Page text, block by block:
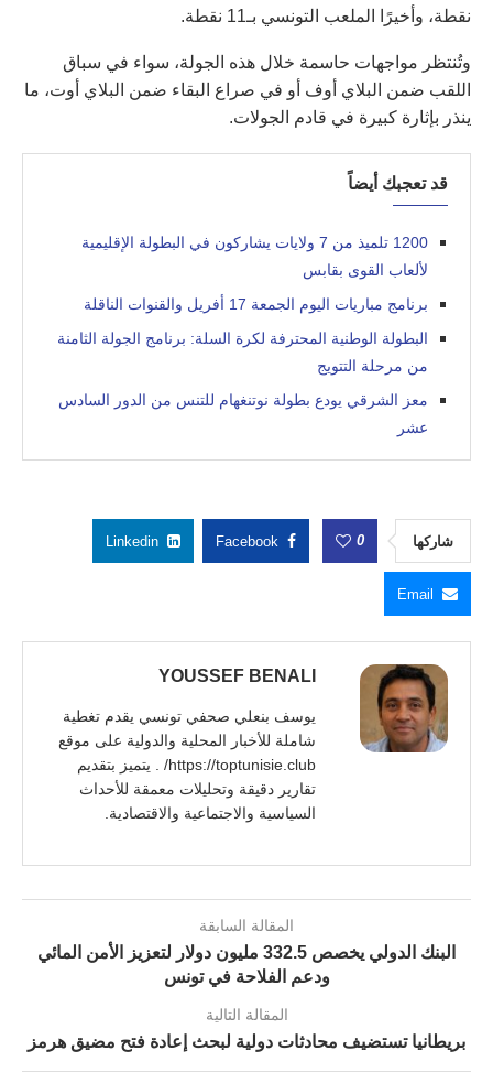
نقطة، وأخيرًا الملعب التونسي بـ11 نقطة.
وتُنتظر مواجهات حاسمة خلال هذه الجولة، سواء في سباق
اللقب ضمن البلاي أوف أو في صراع البقاء ضمن البلاي أوت، ما
ينذر بإثارة كبيرة في قادم الجولات.
قد تعجبك أيضاً
1200 تلميذ من 7 ولايات يشاركون في البطولة الإقليمية
لألعاب القوى بقابس
برنامج مباريات اليوم الجمعة 17 أفريل والقنوات الناقلة
البطولة الوطنية المحترفة لكرة السلة: برنامج الجولة الثامنة
من مرحلة التتويج
معز الشرقي يودع بطولة نوتنغهام للتنس من الدور السادس
عشر
شاركها 0
Facebook
Linkedin
Email
YOUSSEF BENALI
يوسف بنعلي صحفي تونسي يقدم تغطية
شاملة للأخبار المحلية والدولية على موقع
https://toptunisie.club/ . يتميز بتقديم
تقارير دقيقة وتحليلات معمقة للأحداث
السياسية والاجتماعية والاقتصادية.
المقالة السابقة
البنك الدولي يخصص 332.5 مليون دولار لتعزيز الأمن المائي
ودعم الفلاحة في تونس
المقالة التالية
بريطانيا تستضيف محادثات دولية لبحث إعادة فتح مضيق هرمز